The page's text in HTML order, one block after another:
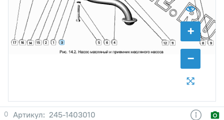
+
−
1
2 3 4
5 6 8 9
11
12
14 15
16
17
0
245-1403010